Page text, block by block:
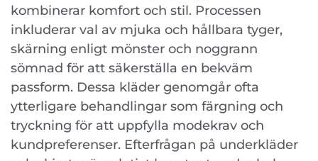
kombinerar komfort och stil. Processen
inkluderar val av mjuka och hållbara tyger,
skärning enligt mönster och noggrann
sömnad för att säkerställa en bekväm
passform. Dessa kläder genomgår ofta
ytterligare behandlingar som färgning och
tryckning för att uppfylla modekrav och
kundpreferenser. Efterfrågan på underkläder